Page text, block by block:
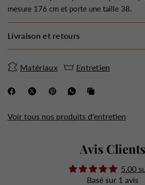
mesure 176 cm et porte une taille 38.
Livraison et retours
Matériaux Entretien
Voir tous nos produits d'entretien
Avis Clients
5.00
Basé sur 1 avis